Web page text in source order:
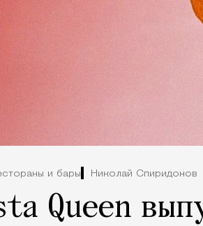
и бары Николай Спиридонов
Queen